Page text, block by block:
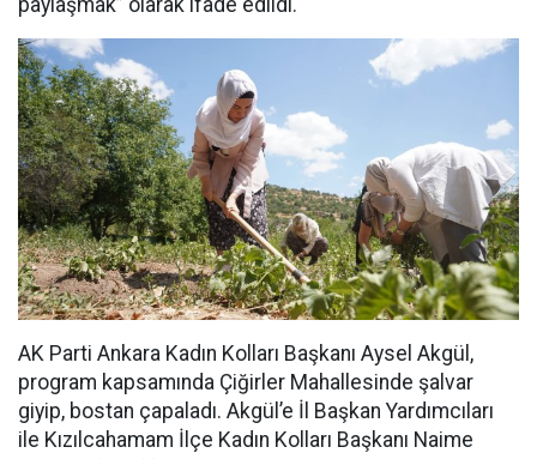
AK Parti Ankara Kadın Kolları Başkanı Aysel Akgül,
program kapsamında Çiğirler Mahallesinde şalvar
giyip, bostan çapaladı. Akgül’e İl Başkan Yardımcıları
ile Kızılcahamam İlçe Kadın Kolları Başkanı Naime